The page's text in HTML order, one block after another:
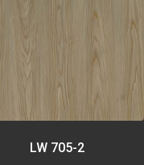
LW 705-2